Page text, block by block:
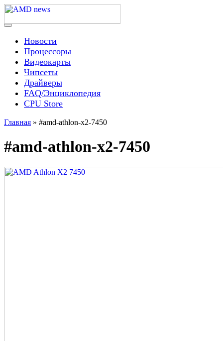
Skip
content
AMD news
Menu
Новости
Процессоры
Видеокарты
Чипсеты
Драйверы
FAQ/Энциклопедия
CPU Store
Главная » #amd-athlon-x2-7450
#amd-athlon-x2-7450